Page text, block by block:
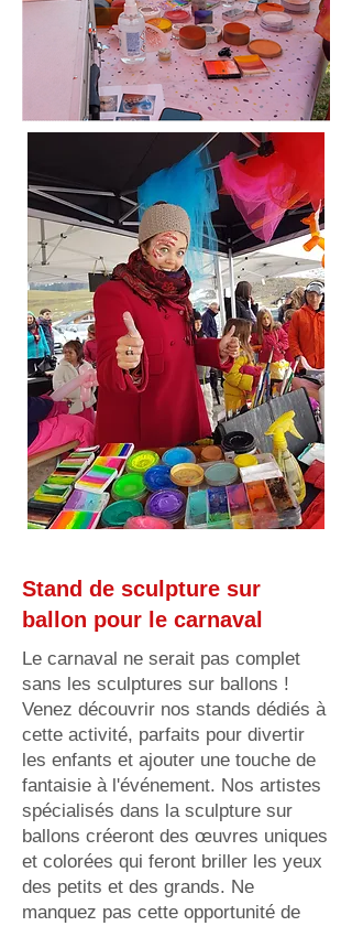
Stand de sculpture sur
ballon pour le carnaval
Le carnaval ne serait pas complet
sans les sculptures sur ballons !
Venez découvrir nos stands dédiés à
cette activité, parfaits pour divertir
les enfants et ajouter une touche de
fantaisie à l'événement. Nos artistes
spécialisés dans la sculpture sur
ballons créeront des œuvres uniques
et colorées qui feront briller les yeux
des petits et des grands. Ne
manquez pas cette opportunité de